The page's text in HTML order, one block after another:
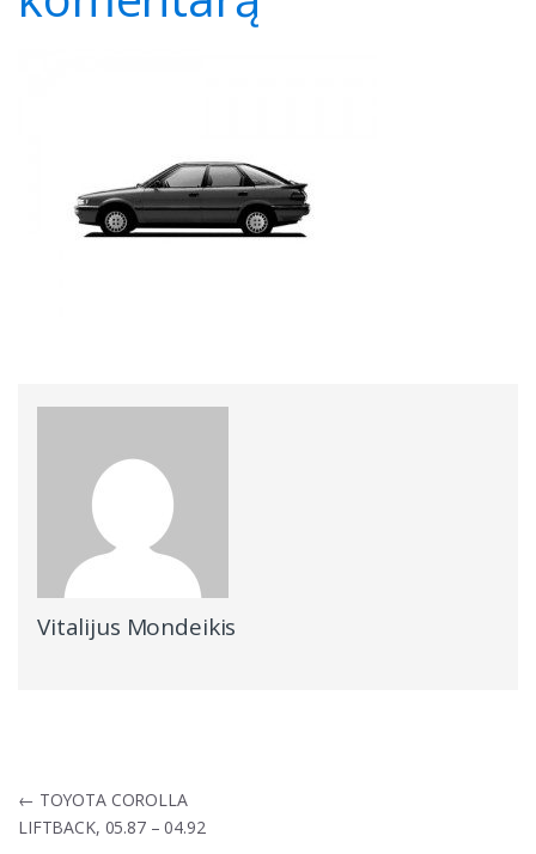
Vitalijus Mondeikis
Navigacija
tarp
įrašų
← TOYOTA COROLLA
LIFTBACK, 05.87 – 04.92